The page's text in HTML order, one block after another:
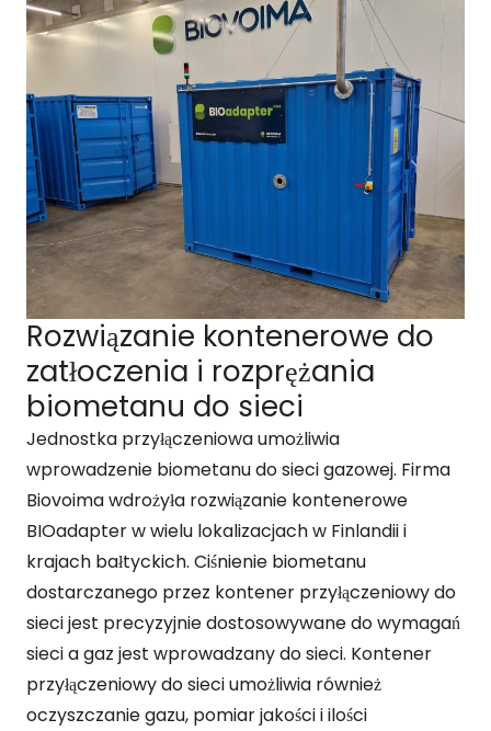
Rozwiązanie kontenerowe do
zatłoczenia i rozprężania
biometanu do sieci
Jednostka przyłączeniowa umożliwia
wprowadzenie biometanu do sieci gazowej. Firma
Biovoima wdrożyła rozwiązanie kontenerowe
BIOadapter w wielu lokalizacjach w Finlandii i
krajach bałtyckich. Ciśnienie biometanu
dostarczanego przez kontener przyłączeniowy do
sieci jest precyzyjnie dostosowywane do wymagań
sieci a gaz jest wprowadzany do sieci. Kontener
przyłączeniowy do sieci umożliwia również
oczyszczanie gazu, pomiar jakości i ilości